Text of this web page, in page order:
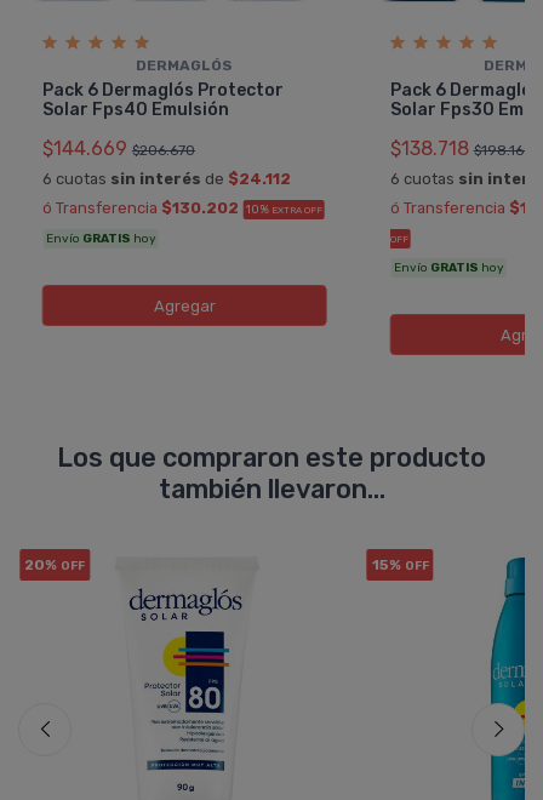
DERMAGLÓS
Pack 6 Dermaglós Protector
Solar Fps40 Emulsión
$144.669 $206.670
6 cuotas sin interés de $24.112
ó Transferencia $130.202 10% EXTRA OFF
Envío GRATIS hoy
Agregar
Pack 6
Solar Fps30
$138.718 $198.168
6 cuotas sin
ó Transferencia
OFF
Envío GRATIS hoy
Los que compraron este producto
también llevaron...
20% OFF 15% OFF